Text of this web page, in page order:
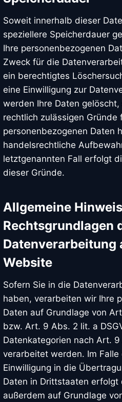
Soweit innerhalb dieser
speziellere Speicherdauer
Ihre personenbezogenen
Zweck für die
ein berechtigtes
eine Einwilligung zur
werden Ihre Daten
rechtlich zulässigen Gründe
personenbezogenen Daten
handelsrechtliche
letztgenannten Fall erfolgt
dieser Gründe.
Allgemeine
Rechtsgrundlagen
Datenverarbeitung
Website
Sofern Sie in die
haben, verarbeiten wir Ihre
Daten auf Grundlage von
bzw. Art. 9 Abs. 2 lit. a
Datenkategorien nach Art. 9
verarbeitet werden. Im
Einwilligung in die
Daten in Drittstaaten erfolgt
außerdem auf Grundlage